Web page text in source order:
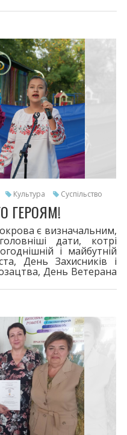
Культура Суспільство
ГЕРОЯМ!
є визначальним,
дати, котрі
і майбутній
День Захисників і
День Ветерана